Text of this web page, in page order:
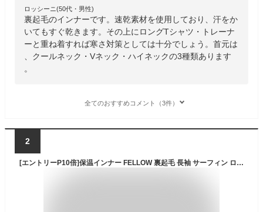
ロッシーニ(50代・男性)
裏起毛のインナーです。速乾素材を使用しており、汗をか
いてもすぐ乾きます。その上にロングTシャツ・トレーナ
ーと重ね着すれば寒さ対策としては十分でしょう。首元は
、クールネック・Vネック・ハイネックの3種類あります
。
全てのおすすめコメント（3件）
2
[エントリーP10倍]保温インナー FELLOW 裏起毛 長袖 サーフィン ロングスリーブ エアーヒート 起毛インナー ウェットスーツ インナー 防寒インナー セミドライスーツ用インナー 日本規格 大きいサイズ 14F-WT11